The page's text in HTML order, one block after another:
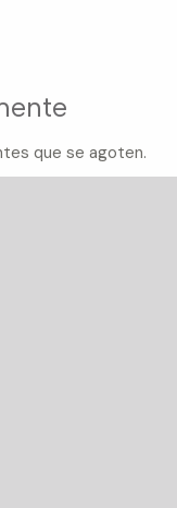
que se agoten.